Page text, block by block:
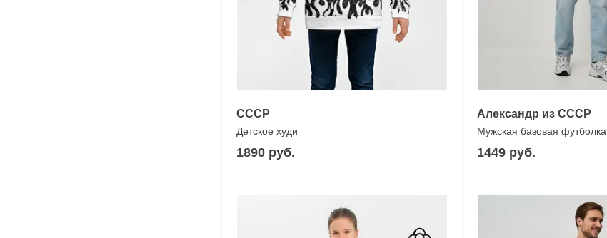
СССР
Детское худи
1890 руб.
Александр из СССР
Мужская базовая футболка
1449 руб.